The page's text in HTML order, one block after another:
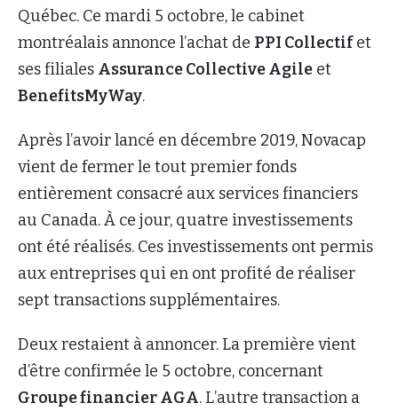
Québec. Ce mardi 5 octobre, le cabinet
montréalais annonce l’achat de PPI Collectifet
ses filiales Assurance Collective Agile et
BenefitsMyWay.
Après l’avoir lancé en décembre 2019, Novacap
vient de fermer le tout premier fonds
entièrement consacré aux services financiers
au Canada. À ce jour, quatre investissements
ont été réalisés. Ces investissements ont permis
aux entreprises qui en ont profité de réaliser
sept transactions supplémentaires.
Deux restaient à annoncer. La première vient
d’être confirmée le 5 octobre, concernant
Groupe financier AGA. L’autre transaction a